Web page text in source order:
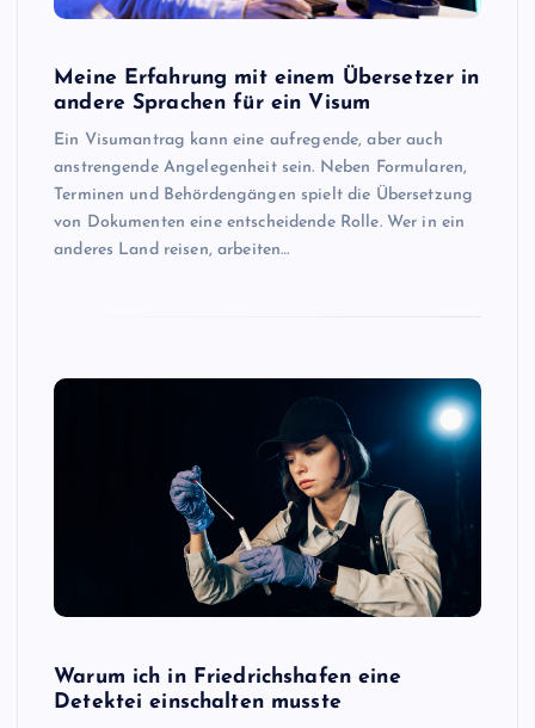
Meine Erfahrung mit einem Übersetzer in
andere Sprachen für ein Visum
Ein Visumantrag kann eine aufregende, aber auch
anstrengende Angelegenheit sein. Neben Formularen,
Terminen und Behördengängen spielt die Übersetzung
von Dokumenten eine entscheidende Rolle. Wer in ein
anderes Land reisen, arbeiten…
Warum ich in Friedrichshafen eine
Detektei einschalten musste